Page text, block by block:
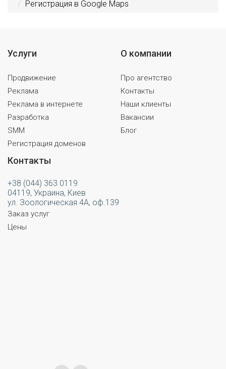
Регистрация в Google Maps
Услуги
Продвижение
Реклама
Реклама в интернете
Разработка
SMM
Регистрация доменов
О компании
Про агентство
Контакты
Наши клиенты
Вакансии
Блог
Контакты
+38 (044) 363 0119
04119, Украина, Киев
ул. Зоологическая 4А, оф.139
Заказ услуг
Цены